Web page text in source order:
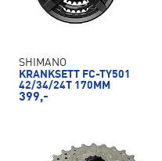
SHIMANO
KRANKSETT FC-TY501
42/34/24T 170MM
399,-